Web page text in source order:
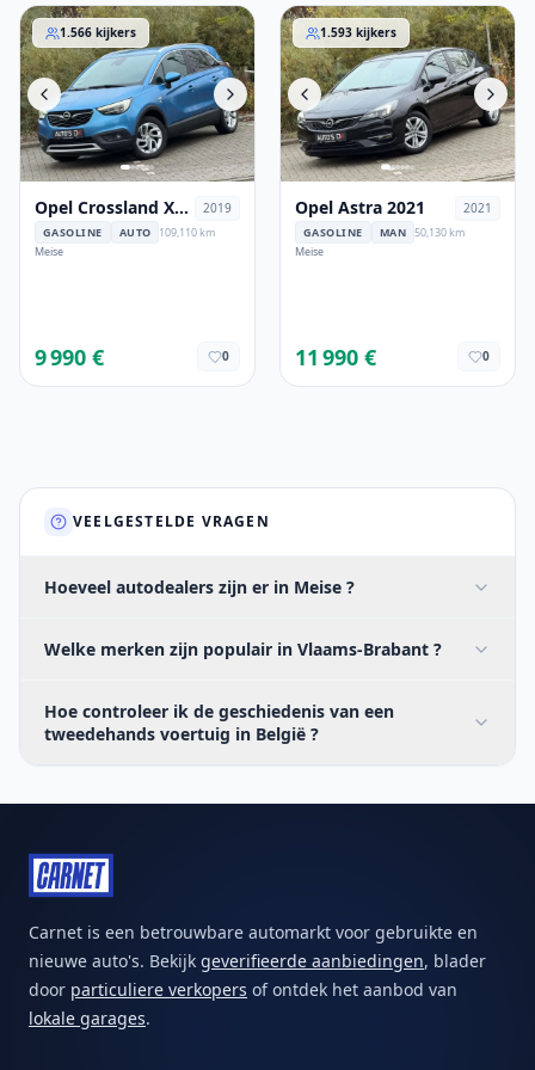
Opel Crossland X 2019
1.566 kijkers
Opel Crossland X
2019
2019
GASOLINE AUTO
109,110 km
Meise
9 990 € 0
Opel Astra 2021
1.593 kijkers
Opel Astra 2021 2021
GASOLINE MAN 50,130 km
Meise
11 990 € 0
VEELGESTELDE VRAGEN
Hoeveel autodealers zijn er in Meise ?
Welke merken zijn populair in Vlaams-Brabant ?
Hoe controleer ik de geschiedenis van een
tweedehands voertuig in België ?
Carnet is een betrouwbare automarkt voor gebruikte en
nieuwe auto's. Bekijk geverifieerde aanbiedingen, blader
door particuliere verkopers of ontdek het aanbod van
lokale garages.